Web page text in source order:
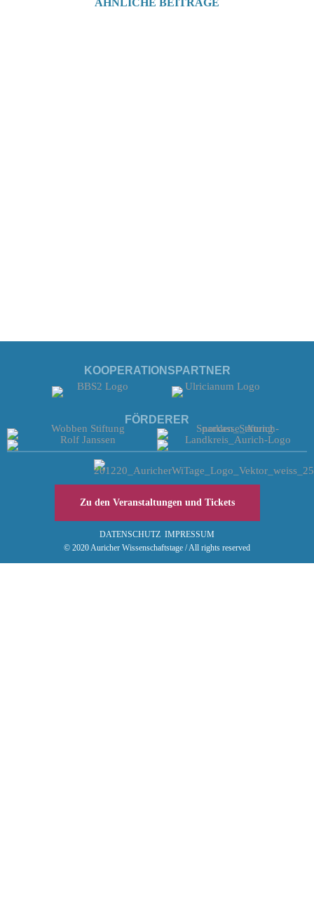
ÄHNLICHE BEITRÄGE
KOOPERATIONSPARTNER
FÖRDERER
Zu den Veranstaltungen und Tickets
DATENSCHUTZ IMPRESSUM
© 2020 Auricher Wissenschaftstage / All rights reserved